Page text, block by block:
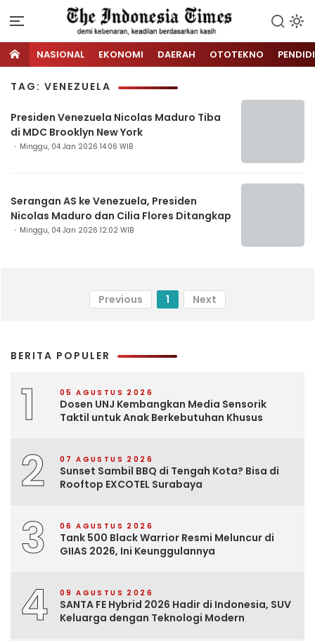
NASIONAL EKONOMI DAERAH OTOTEKNO
TAG: VENEZUELA
Presiden Venezuela Nicolas Maduro Tiba
di MDC Brooklyn New York
Minggu, 04 Jan 2026 14:06 WIB
Serangan AS ke Venezuela, Presiden
Nicolas Maduro dan Cilia Flores Ditangkap
Minggu, 04 Jan 2026 12:02 WIB
Previous 1 Next
BERITA POPULER
1 05 AGUSTUS 2026
Dosen UNJ Kembangkan Media Sensorik
Taktil untuk Anak Berkebutuhan Khusus
2 07 AGUSTUS 2026
Sunset Sambil BBQ di Tengah Kota? Bisa di
Rooftop EXCOTEL Surabaya
3 06 AGUSTUS 2026
Tank 500 Black Warrior Resmi Meluncur di
GIIAS 2026, Ini Keunggulannya
4 09 AGUSTUS 2026
SANTA FE Hybrid 2026 Hadir di Indonesia, SUV
Keluarga dengan Teknologi Modern